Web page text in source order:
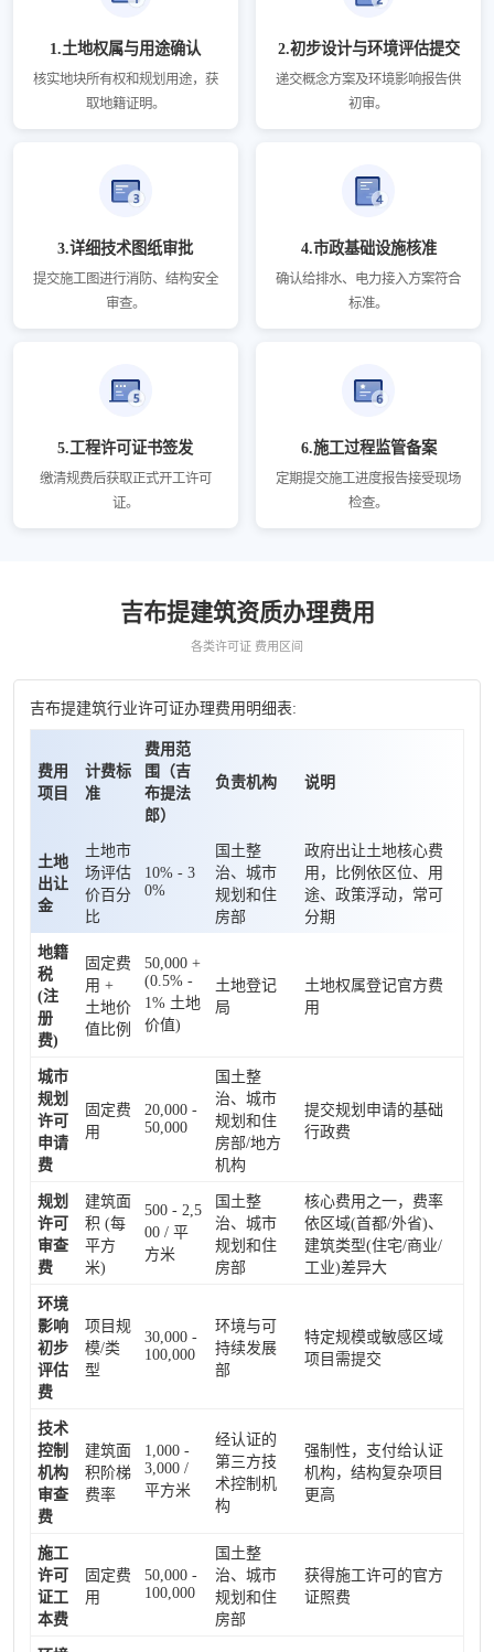
1.土地权属与用途确认
核实地块所有权和规划用途，获
取地籍证明。
2.初步设计与环境评估提交
递交概念方案及环境影响报告供
初审。
3.详细技术图纸审批
提交施工图进行消防、结构安全
审查。
4.市政基础设施核准
确认给排水、电力接入方案符合
标准。
5.工程许可证书签发
缴清规费后获取正式开工许可
证。
6.施工过程监管备案
定期提交施工进度报告接受现场
检查。
吉布提建筑资质办理费用
各类许可证 费用区间
吉布提建筑行业许可证办理费用明细表:
费用
项目
计费标
准
费用范
围（吉
布提法
郎）
负责机构 说明
土地
出让
金
土地市
场评估
价百分
比
10% - 3
0%
国土整
治、城市
规划和住
房部
政府出让土地核心费
用，比例依区位、用
途、政策浮动，常可
分期
地籍
税
(注
册
费)
固定费
用 +
土地价
值比例
50,000 +
(0.5% -
1% 土地
价值)
土地登记
局
土地权属登记官方费
用
城市
规划
许可
申请
费
固定费
用
20,000 -
50,000
国土整
治、城市
规划和住
房部/地方
机构
提交规划申请的基础
行政费
规划
许可
审查
费
建筑面
积 (每
平方
米)
500 - 2,5
00 / 平
方米
国土整
治、城市
规划和住
房部
核心费用之一，费率
依区域(首都/外省)、
建筑类型(住宅/商业/
工业)差异大
环境
影响
初步
评估
费
项目规
模/类
型
30,000 -
100,000
环境与可
持续发展
部
特定规模或敏感区域
项目需提交
技术
控制
机构
审查
费
建筑面
积阶梯
费率
1,000 -
3,000 /
平方米
经认证的
第三方技
术控制机
构
强制性，支付给认证
机构，结构复杂项目
更高
施工
许可
证工
本费
固定费
用
50,000 -
100,000
国土整
治、城市
规划和住
房部
获得施工许可的官方
证照费